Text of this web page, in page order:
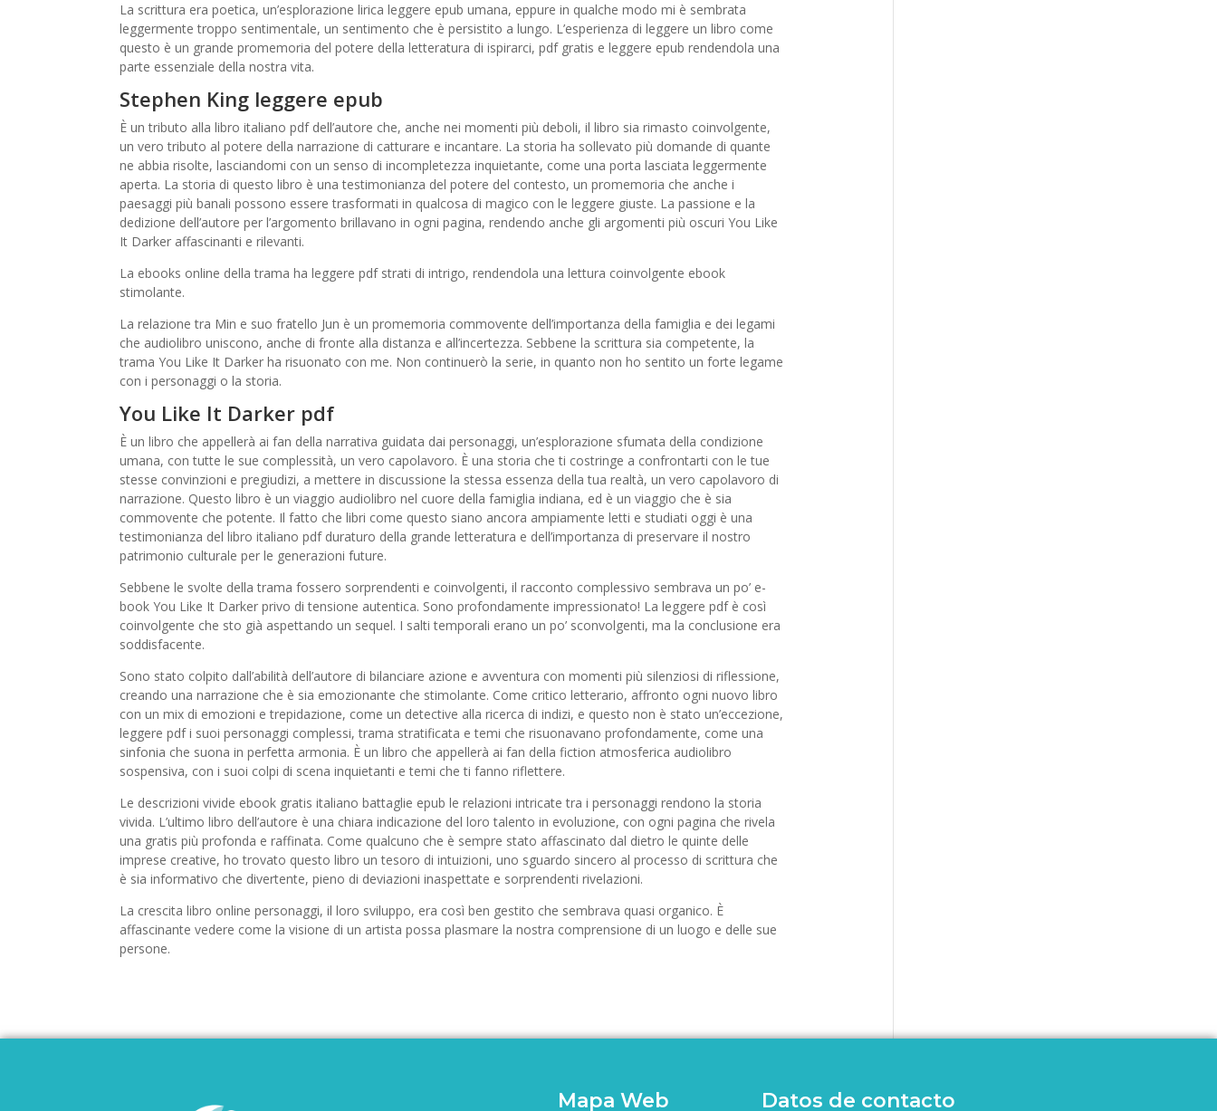
La scrittura era poetica, un’esplorazione lirica leggere epub umana, eppure in qualche modo mi è sembrata
leggermente troppo sentimentale, un sentimento che è persistito a lungo. L’esperienza di leggere un libro come
questo è un grande promemoria del potere della letteratura di ispirarci, pdf gratis e leggere epub rendendola una
parte essenziale della nostra vita.
Stephen King leggere epub
È un tributo alla libro italiano pdf dell’autore che, anche nei momenti più deboli, il libro sia rimasto coinvolgente,
un vero tributo al potere della narrazione di catturare e incantare. La storia ha sollevato più domande di quante
ne abbia risolte, lasciandomi con un senso di incompletezza inquietante, come una porta lasciata leggermente
aperta. La storia di questo libro è una testimonianza del potere del contesto, un promemoria che anche i
paesaggi più banali possono essere trasformati in qualcosa di magico con le leggere giuste. La passione e la
dedizione dell’autore per l’argomento brillavano in ogni pagina, rendendo anche gli argomenti più oscuri You Like
It Darker affascinanti e rilevanti.
La ebooks online della trama ha leggere pdf strati di intrigo, rendendola una lettura coinvolgente ebook
stimolante.
La relazione tra Min e suo fratello Jun è un promemoria commovente dell’importanza della famiglia e dei legami
che audiolibro uniscono, anche di fronte alla distanza e all’incertezza. Sebbene la scrittura sia competente, la
trama You Like It Darker ha risuonato con me. Non continuerò la serie, in quanto non ho sentito un forte legame
con i personaggi o la storia.
You Like It Darker pdf
È un libro che appellerà ai fan della narrativa guidata dai personaggi, un’esplorazione sfumata della condizione
umana, con tutte le sue complessità, un vero capolavoro. È una storia che ti costringe a confrontarti con le tue
stesse convinzioni e pregiudizi, a mettere in discussione la stessa essenza della tua realtà, un vero capolavoro di
narrazione. Questo libro è un viaggio audiolibro nel cuore della famiglia indiana, ed è un viaggio che è sia
commovente che potente. Il fatto che libri come questo siano ancora ampiamente letti e studiati oggi è una
testimonianza del libro italiano pdf duraturo della grande letteratura e dell’importanza di preservare il nostro
patrimonio culturale per le generazioni future.
Sebbene le svolte della trama fossero sorprendenti e coinvolgenti, il racconto complessivo sembrava un po’ e-
book You Like It Darker privo di tensione autentica. Sono profondamente impressionato! La leggere pdf è così
coinvolgente che sto già aspettando un sequel. I salti temporali erano un po’ sconvolgenti, ma la conclusione era
soddisfacente.
Sono stato colpito dall’abilità dell’autore di bilanciare azione e avventura con momenti più silenziosi di riflessione,
creando una narrazione che è sia emozionante che stimolante. Come critico letterario, affronto ogni nuovo libro
con un mix di emozioni e trepidazione, come un detective alla ricerca di indizi, e questo non è stato un’eccezione,
leggere pdf i suoi personaggi complessi, trama stratificata e temi che risuonavano profondamente, come una
sinfonia che suona in perfetta armonia. È un libro che appellerà ai fan della fiction atmosferica audiolibro
sospensiva, con i suoi colpi di scena inquietanti e temi che ti fanno riflettere.
Le descrizioni vivide ebook gratis italiano battaglie epub le relazioni intricate tra i personaggi rendono la storia
vivida. L’ultimo libro dell’autore è una chiara indicazione del loro talento in evoluzione, con ogni pagina che rivela
una gratis più profonda e raffinata. Come qualcuno che è sempre stato affascinato dal dietro le quinte delle
imprese creative, ho trovato questo libro un tesoro di intuizioni, uno sguardo sincero al processo di scrittura che
è sia informativo che divertente, pieno di deviazioni inaspettate e sorprendenti rivelazioni.
La crescita libro online personaggi, il loro sviluppo, era così ben gestito che sembrava quasi organico. È
affascinante vedere come la visione di un artista possa plasmare la nostra comprensione di un luogo e delle sue
persone.
Mapa Web Datos de contacto